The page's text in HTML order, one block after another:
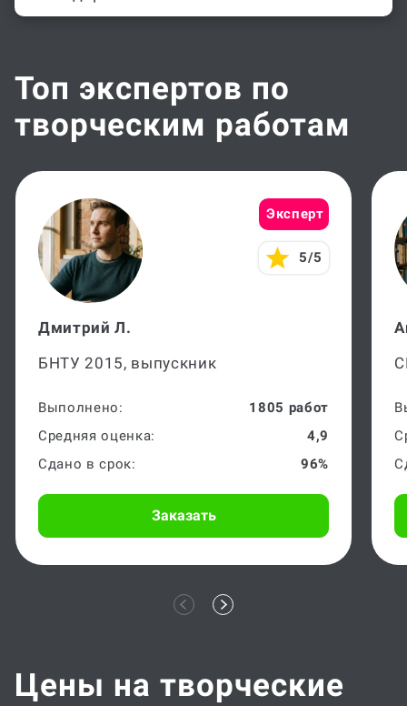
Топ экспертов по
творческим работам
Эксперт
5/5
Дмитрий Л.
БНТУ 2015, выпускник
Выполнено:
1805 работ
Средняя оценка:
4,9
Сдано в срок:
96%
Заказать
Цены на творческие